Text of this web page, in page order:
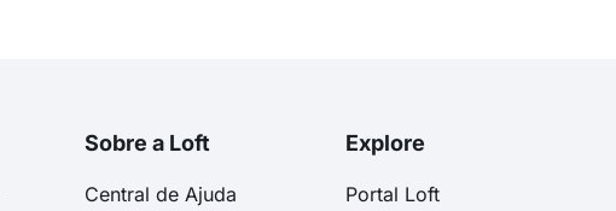
Sobre a Loft
Central de Ajuda
Explore
Portal Loft